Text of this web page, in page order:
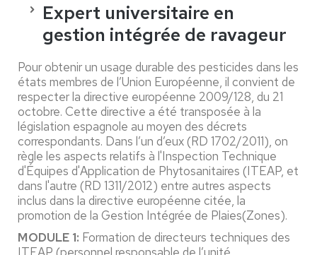
Expert universitaire en
gestion intégrée de ravageur
Pour obtenir un usage durable des pesticides dans les
états membres de l’Union Européenne, il convient de
respecter la directive européenne 2009/128, du 21
octobre. Cette directive a été transposée à la
législation espagnole au moyen des décrets
correspondants. Dans l’un d’eux (RD 1702/2011), on
règle les aspects relatifs à l'Inspection Technique
d'Équipes d'Application de Phytosanitaires (ITEAP, et
dans l'autre (RD 1311/2012) entre autres aspects
inclus dans la directive européenne citée, la
promotion de la Gestion Intégrée de Plaies(Zones).
MODULE 1: Formation de directeurs techniques des